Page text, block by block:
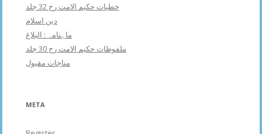
خطبات حکیم الامت رح 32 جلد
دین اسلام
ماہنامہ : البلاغ
ملفوظات حکیم الامت رح 30 جلد
مناجات مقبول
META